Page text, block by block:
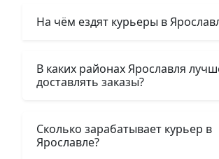
На чём ездят курьеры в
В каких районах Ярославля
доставлять заказы?
Сколько зарабатывает курьер в
Ярославле?